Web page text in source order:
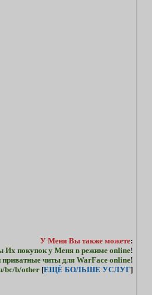
У Меня Вы также можете:
Их покупок у Меня в режиме online!
приватные читы для WarFace online!
bc/b/other [ЕЩЁ БОЛЬШЕ УСЛУГ]